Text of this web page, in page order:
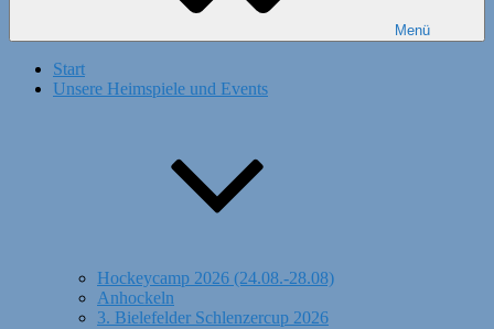
Menü
Start
Unsere Heimspiele und Events
Hockeycamp 2026 (24.08.-28.08)
Anhockeln
3. Bielefelder Schlenzercup 2026